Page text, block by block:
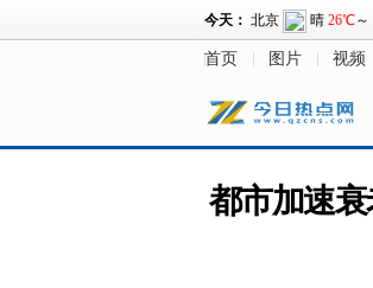
首页 图片 视频
都市加速